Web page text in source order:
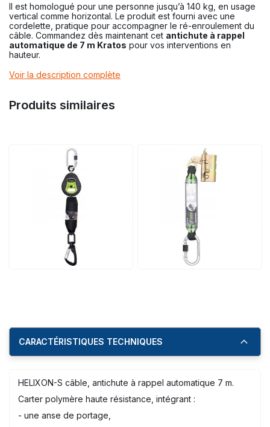
Il est homologué pour une personne jusqu’à 140 kg, en usage
vertical comme horizontal. Le produit est fourni avec une
cordelette, pratique pour accompagner le ré-enroulement du
câble. Commandez dès maintenant cet antichute à rappel
automatique de 7 m Kratos pour vos interventions en
hauteur.
Voir la description complète
Produits similaires
CARACTÉRISTIQUES TECHNIQUES
HELIXON-S câble, antichute à rappel automatique 7 m.
Carter polymère haute résistance, intégrant :
- une anse de portage,